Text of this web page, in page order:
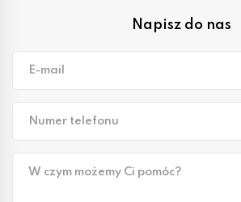
Napisz do nas
E-mail
Numer telefonu
W czym możemy Ci pomóc?